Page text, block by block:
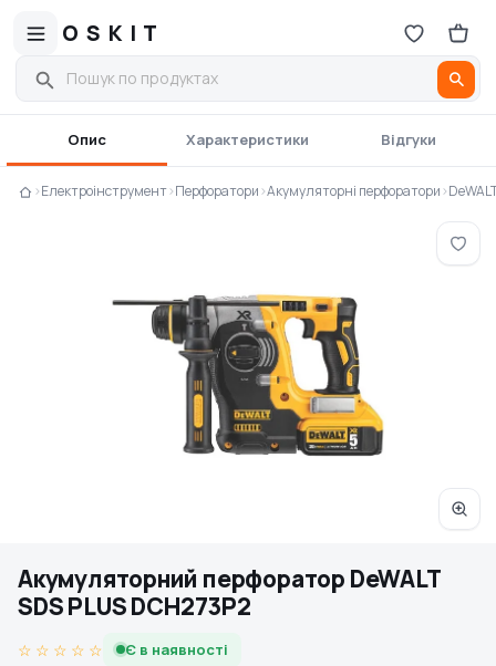
OSKIT
Опис Характеристики Відгуки
›Електроінструмент›Перфоратори›Акумуляторні перфоратори›
Акумуляторний перфоратор DeWALT
SDS PLUS DCH273P2
☆ ☆ ☆ ☆ ☆ Є в наявності